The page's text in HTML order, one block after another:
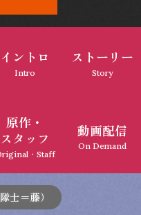
イントロ
Intro
ストーリー
Story
原作・
スタッフ
・Staff
動画配信
On Demand
士＝藤）